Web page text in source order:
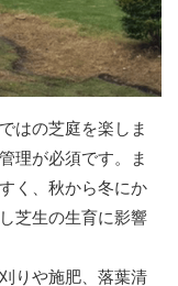
はの芝庭を楽しま
理が必須です。ま
く、秋から冬にか
芝生の生育に影響
りや施肥、落葉清